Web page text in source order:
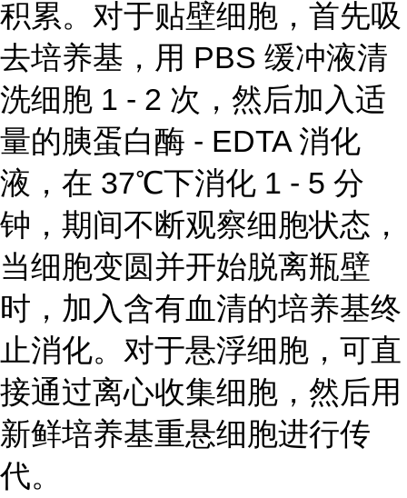
积累。对于贴壁细胞，首先吸
去培养基，用 PBS 缓冲液清
洗细胞 1 - 2 次，然后加入适
量的胰蛋白酶 - EDTA 消化
液，在 37℃下消化 1 - 5 分
钟，期间不断观察细胞状态，
当细胞变圆并开始脱离瓶壁
时，加入含有血清的培养基终
止消化。对于悬浮细胞，可直
接通过离心收集细胞，然后用
新鲜培养基重悬细胞进行传
代。